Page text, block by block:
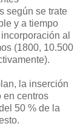
según se trate
y a tiempo
al
(1800, 10.500
la inserción
en centros
50 % de la